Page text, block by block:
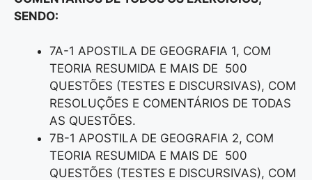
SENDO:
7A-1 APOSTILA DE GEOGRAFIA 1, COM
TEORIA RESUMIDA E MAIS DE 500
QUESTÕES (TESTES E DISCURSIVAS), COM
RESOLUÇÕES E COMENTÁRIOS DE TODAS
AS QUESTÕES.
7B-1 APOSTILA DE GEOGRAFIA 2, COM
TEORIA RESUMIDA E MAIS DE 500
QUESTÕES (TESTES E DISCURSIVAS), COM